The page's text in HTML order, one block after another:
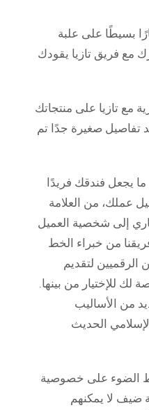
بسيطًا على علبة
مع فريق تازيا يقودك
مع تازيا على منتجاتك
تفاصيل صغيرة جدًا تم
يجعل فندقك فريدًا
عملك، من العلامة
إلى شخصية العميل
من خبراء الخط
الرقميين لتقديم
لك للإختيار من بينها.
من الأساليب
الحديث
الضوء على خصوصية
ضيف لا يمكنهم